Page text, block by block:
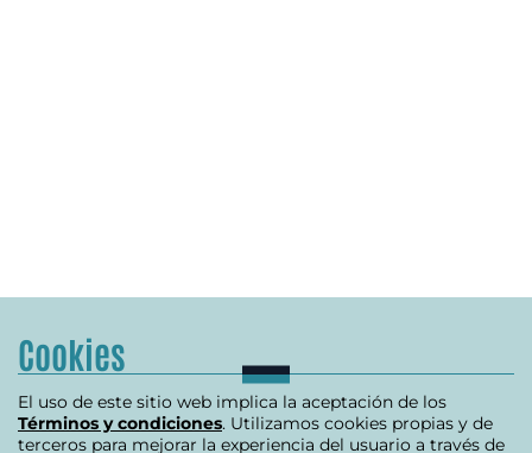
Cookies
El uso de este sitio web implica la aceptación de los
Términos y condiciones. Utilizamos cookies propias y de
terceros para mejorar la experiencia del usuario a través de